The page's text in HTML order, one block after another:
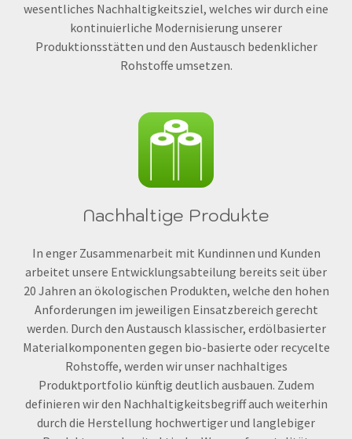
wesentliches Nachhaltigkeitsziel, welches wir durch eine
kontinuierliche Modernisierung unserer
Produktionsstätten und den Austausch bedenklicher
Rohstoffe umsetzen.
Nachhaltige Produkte
In enger Zusammenarbeit mit Kundinnen und Kunden
arbeitet unsere Entwicklungsabteilung bereits seit über
20 Jahren an ökologischen Produkten, welche den hohen
Anforderungen im jeweiligen Einsatzbereich gerecht
werden. Durch den Austausch klassischer, erdölbasierter
Materialkomponenten gegen bio-basierte oder recycelte
Rohstoffe, werden wir unser nachhaltiges
Produktportfolio künftig deutlich ausbauen. Zudem
definieren wir den Nachhaltigkeitsbegriff auch weiterhin
durch die Herstellung hochwertiger und langlebiger